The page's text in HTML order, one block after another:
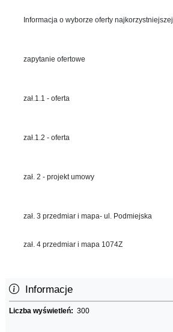
Informacja o wyborze oferty najkorzystniejszej
zapytanie ofertowe
zał.1.1 - oferta
zał.1.2 - oferta
zał. 2 - projekt umowy
zał. 3 przedmiar i mapa- ul. Podmiejska
zał. 4 przedmiar i mapa 1074Z
Informacje
Liczba wyświetleń: 300